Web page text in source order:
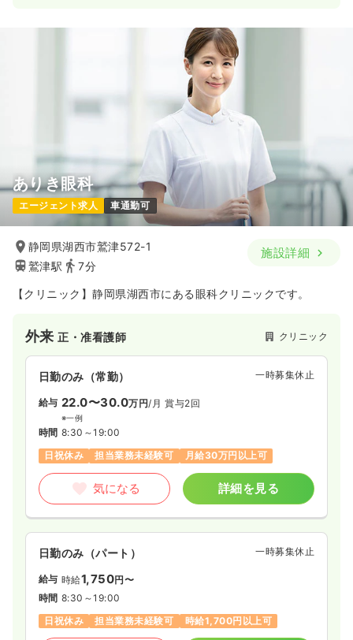
賞与2回
気になる 詳細を見る
その他保健師 特別養護老人ホーム
日勤のみ（常勤） 一時募集休止
給与 21.8〜26.1万円 /月
※一例
時間 8:30～17:30
月給26万円以上可
ありき眼科
エージェント求人 車通勤可
静岡県湖西市鷲津572-1
鷲津駅
7分
施設詳細
【クリニック】静岡県湖西市にある眼科クリニックです。
外来正・准看護師 クリニック
日勤のみ（常勤） 一時募集休止
給与 22.0〜30.0万円/月 賞与2回
※一例
時間 8:30～19:00
日祝休み
担当業務未経験可 月給30万円以上可
気になる 詳細を見る
日勤のみ（パート） 一時募集休止
給与 時給1,750円〜
時間 8:30～19:00
日祝休み
担当業務未経験可 時給1,700円以上可